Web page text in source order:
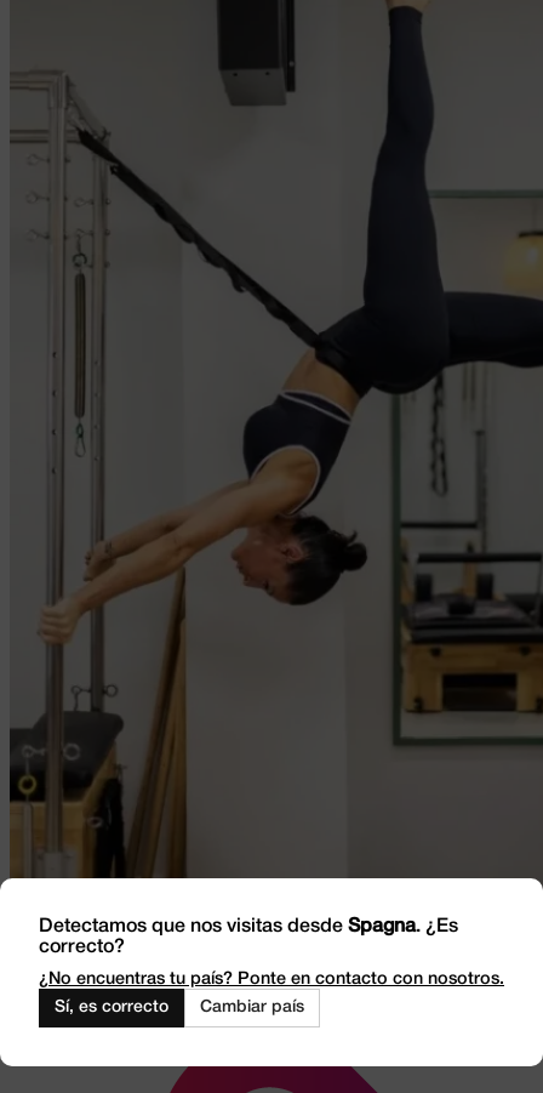
Detectamos que nos visitas desde Spagna. ¿Es
correcto?
¿No encuentras tu país? Ponte en contacto con nosotros.
Sí, es correcto
Cambiar país